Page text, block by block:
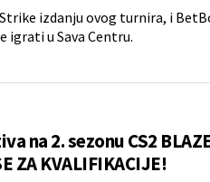
izdanju ovog turnira, i
igrati u Sava Centru.
na 2. sezonu CS2
ZA KVALIFIKACIJE!